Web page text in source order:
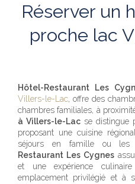
Réserver un
proche lac
Hôtel-Restaurant Les
Villers-le-Lac, offre des
chambres familiales, à
à Villers-le-Lac se distingue
proposant une cuisine
séjours en famille ou les
Restaurant Les Cygnes
et une expérience
emplacement privilégié et à